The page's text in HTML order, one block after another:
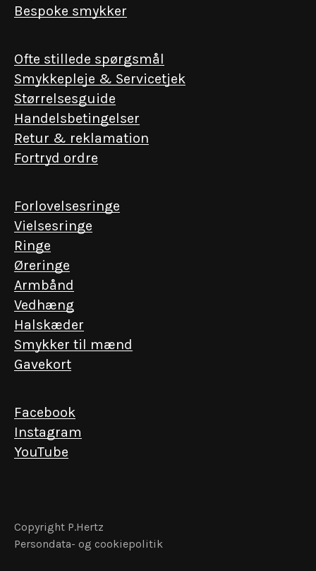
Bespoke smykker
Ofte stillede spørgsmål
Smykkepleje & Servicetjek
Størrelsesguide
Handelsbetingelser
Retur & reklamation
Fortryd ordre
Forlovelsesringe
Vielsesringe
Ringe
Øreringe
Armbånd
Vedhæng
Halskæder
Smykker til mænd
Gavekort
Facebook
Instagram
YouTube
Copyright P.Hertz
Persondata- og cookiepolitik
EN INVITATION FRA KGL. HOFJUVELERER P. HERTZ
op og få forspring til det ekstraordinære – fra
lancering af unikke kollektioner til events i